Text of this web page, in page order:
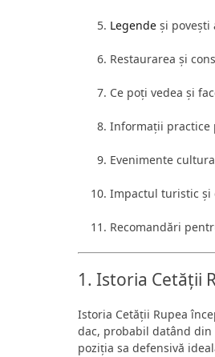
Legende și povești
Restaurarea și
Ce poți vedea și
Informații practice
Evenimente
Impactul turistic și
Recomandări
1. Istoria Cetății
Istoria Cetății Rupea
dac, probabil datând din
poziția sa defensivă